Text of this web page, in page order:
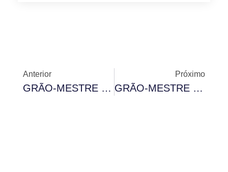
Anterior
GRÃO-MESTRE LANÇA CANDIDATURA A PRESIDENTE DA ZONA V, DA CMI, EM CURITIBA-Pr
Próximo
GRÃO-MESTRE PARTICIPA DA EXPOMASÓNICA INTERNACIONAL EM CIUDAD DEL ESTE